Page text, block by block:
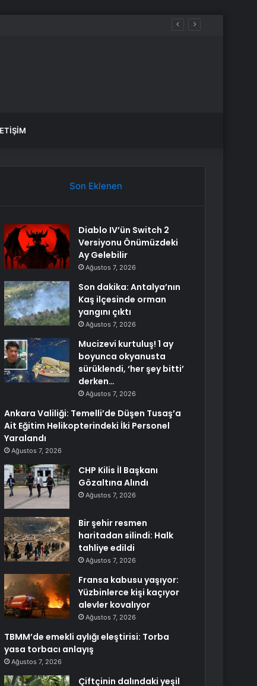
Son Eklenen
Diablo IV’ün Switch 2
Versiyonu Önümüzdeki
Ay Gelebilir
Ağustos 7, 2026
Son dakika: Antalya’nın
Kaş ilçesinde orman
yangını çıktı
Ağustos 7, 2026
Mucizevi kurtuluş! 1 ay
boyunca okyanusta
sürüklendi, ‘her şey bitti’
derken…
Ağustos 7, 2026
Ankara Valiliği: Temelli’de Düşen Tusaş’a
Ait Eğitim Helikopterindeki İki Personel
Yaralandı
Ağustos 7, 2026
CHP Kilis İl Başkanı
Gözaltına Alındı
Ağustos 7, 2026
Bir şehir resmen
haritadan silindi: Halk
tahliye edildi
Ağustos 7, 2026
Fransa kabusu yaşıyor:
Yüzbinlerce kişi kaçıyor
alevler kovalıyor
Ağustos 7, 2026
TBMM’de emekli aylığı eleştirisi: Torba
yasa torbacı anlayış
Ağustos 7, 2026
Çiftçinin dalındaki yeşil